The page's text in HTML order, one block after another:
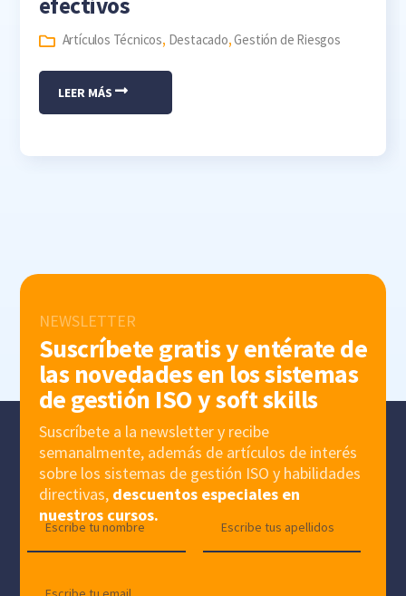
Artículos Técnicos, Destacado,Gestión de Riesgos
LEER MÁS
NEWSLETTER
Suscríbete gratis y entérate de
las novedades en los sistemas
de gestión ISO y soft skills
Suscríbete a la newsletter y recibe
semanalmente, además de artículos de interés
sobre los sistemas de gestión ISO y habilidades
directivas, descuentos especiales en
nuestros cursos.